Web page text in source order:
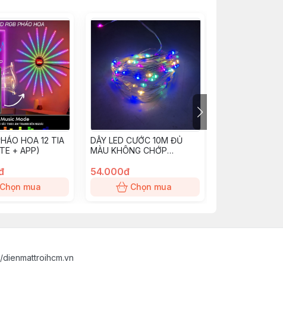
HOA 12 TIA
+ APP)
Chọn mua
DÂY LED CƯỚC 10M ĐỦ
MÀU KHÔNG CHỚP
54.000đ
Chọn mua